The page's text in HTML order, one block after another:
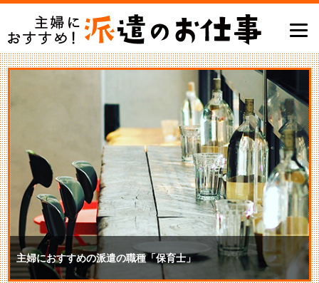
主婦におすすめの派遣の職種「保育士」